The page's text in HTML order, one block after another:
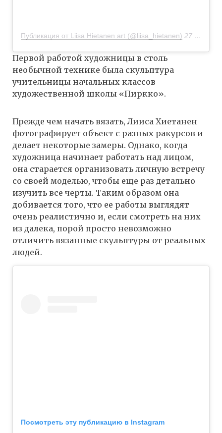
Публикация от Liisa Hietanen art (@liisa_hietanen) 27 Фев 2019 в 11:39 PST
Первой работой художницы в столь
необычной технике была скульптура
учительницы начальных классов
художественной школы «Пиркко».
Прежде чем начать вязать, Лииса Хиетанен
фотографирует объект с разных ракурсов и
делает некоторые замеры. Однако, когда
художница начинает работать над лицом,
она старается организовать личную встречу
со своей моделью, чтобы еще раз детально
изучить все черты. Таким образом она
добивается того, что ее работы выглядят
очень реалистично и, если смотреть на них
из далека, порой просто невозможно
отличить вязанные скульптуры от реальных
людей.
Посмотреть эту публикацию в Instagram